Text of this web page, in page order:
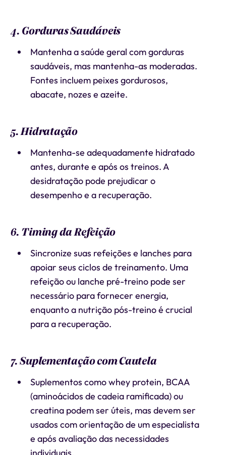
4. Gorduras Saudáveis
Mantenha a saúde geral com gorduras
saudáveis, mas mantenha-as moderadas.
Fontes incluem peixes gordurosos,
abacate, nozes e azeite.
5. Hidratação
Mantenha-se adequadamente hidratado
antes, durante e após os treinos. A
desidratação pode prejudicar o
desempenho e a recuperação.
6. Timing da Refeição
Sincronize suas refeições e lanches para
apoiar seus ciclos de treinamento. Uma
refeição ou lanche pré-treino pode ser
necessário para fornecer energia,
enquanto a nutrição pós-treino é crucial
para a recuperação.
7. Suplementação com Cautela
Suplementos como whey protein, BCAA
(aminoácidos de cadeia ramificada) ou
creatina podem ser úteis, mas devem ser
usados com orientação de um especialista
e após avaliação das necessidades